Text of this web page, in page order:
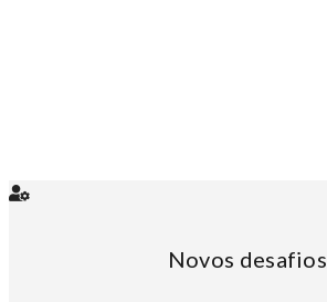
Novos desafios